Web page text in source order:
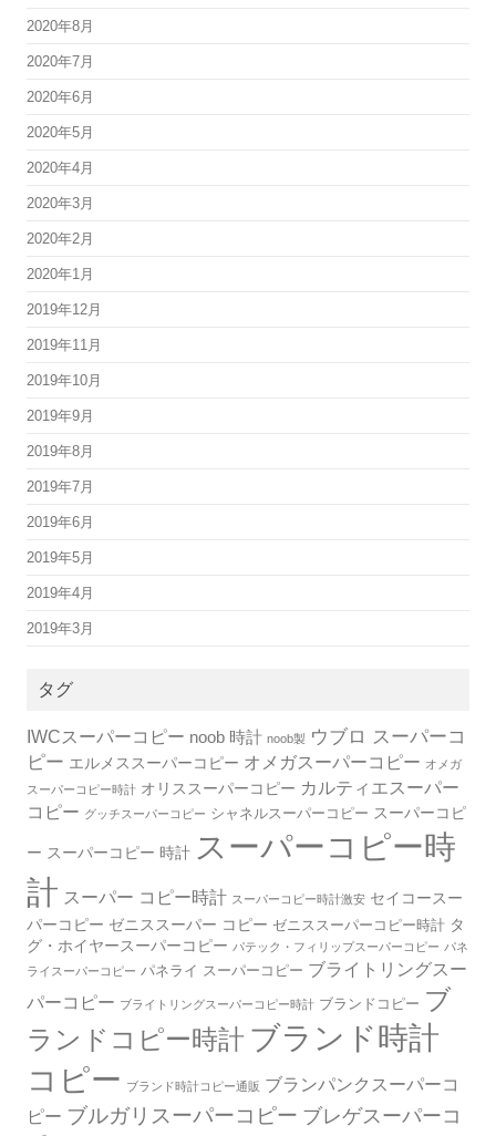
2020年8月
2020年7月
2020年6月
2020年5月
2020年4月
2020年3月
2020年2月
2020年1月
2019年12月
2019年11月
2019年10月
2019年9月
2019年8月
2019年7月
2019年6月
2019年5月
2019年4月
2019年3月
タグ
IWCスーパーコピー noob 時計 noob製 ウブロ スーパーコ
ピー エルメススーパーコピー オメガスーパーコピー オメガ
スーパーコピー時計 オリススーパーコピー カルティエスーパー
コピー グッチスーパーコピー シャネルスーパーコピー スーパーコピ
ー スーパーコピー 時計 スーパーコピー時
計 スーパー コピー時計 スーパーコピー時計激安 セイコースー
パーコピー ゼニススーパー コピー ゼニススーパーコピー時計 タ
グ・ホイヤースーパーコピー パテック・フィリップスーパーコピー パネ
ライスーパーコピー パネライ スーパーコピー ブライトリングスー
パーコピー ブライトリングスーパーコピー時計 ブランドコピー ブ
ランドコピー時計 ブランド時計
コピー ブランド時計コピー通販 ブランパンクスーパーコ
ピー ブルガリスーパーコピー ブレゲスーパーコ